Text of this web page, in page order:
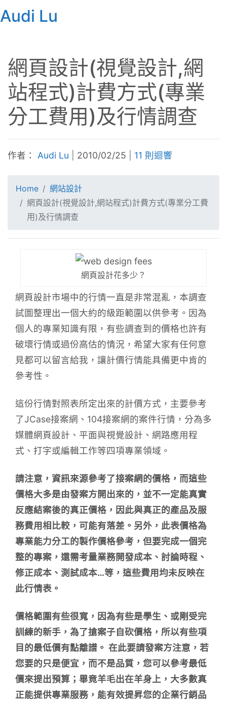
Audi Lu
網頁設計(視覺設計,網
站程式)計費方式(專業
分工費用)及行情調查
作者： Audi Lu 2010/02/25 11 則迴響
Home
網站設計
網頁設計(視覺設計,網站程式)計費方式(專業分工費
用)及行情調查
網頁設計花多少？
網頁設計市場中的行情一直是非常混亂，本調查
試圖整理出一個大約的級距範圍以供參考。因為
個人的專業知識有限，有些調查到的價格也許有
破壞行情或過份高估的情況，希望大家有任何意
見都可以留言給我，讓計價行情能具備更中肯的
參考性。
這份行情對照表所定出來的計價方式，主要參考
了JCase接案網、104接案網的案件行情，分為多
媒體網頁設計、平面與視覺設計、網路應用程
式、打字或編輯工作等四項專業領域。
請注意，資訊來源參考了接案網的價格，而這些
價格大多是由發案方開出來的，並不一定能真實
反應結案後的真正價格，因此與真正的產品及服
務費用相比較，可能有落差。另外，此表價格為
專業能力分工的製作價格參考，但要完成一個完
整的專案，還需考量業務開發成本、討論時程、
修正成本、測試成本…等，這些費用均未反映在
此行情表。
價格範圍有些很寬，因為有些是學生、或剛受完
訓練的新手，為了搶案子自砍價格，所以有些項
目的最低價有點離譜。 在此要請發案方注意，若
您要的只是便宜，而不是品質，您可以參考最低
價來提出預算；畢竟羊毛出在羊身上，大多數真
正能提供專業服務，能有效提昇您的企業行銷品